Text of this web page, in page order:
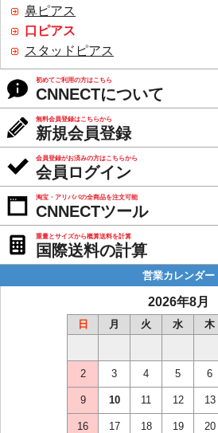
鼻ピアス
口ピアス
スタッドピアス
初めてご利用の方はこちら
CNNECTについて
無料会員登録はこちらから
新規会員登録
会員登録がお済みの方はこちらから
会員ログイン
淘宝・アリババの全商品を注文可能
CNNECTツール
重量とサイズから概算送料を計算
国際送料の計算
営業カレンダー
2026年8月
日 月 火 水 木
2 3 4 5 6
9 10 11 12 13
16 17 18 19 20